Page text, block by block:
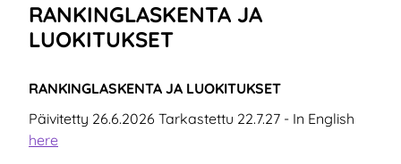
RANKINGLASKENTA JA
LUOKITUKSET
RANKINGLASKENTA JA LUOKITUKSET
Päivitetty 26.6.2026 Tarkastettu 22.7.27 - In English
here